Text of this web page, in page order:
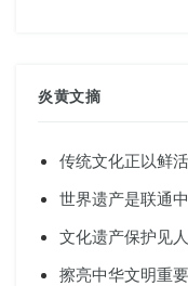
炎黄文摘
传统文化正以鲜
世界遗产是联通
文化遗产保护见
擦亮中华文明重